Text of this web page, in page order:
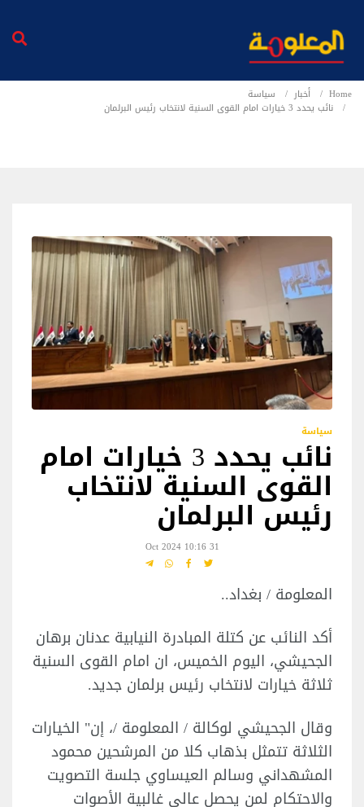
Home أخبار
سياسة
نائب يحدد 3 خيارات امام القوى السنية لانتخاب رئيس البرلمان
سياسة
نائب يحدد 3 خيارات امام
القوى السنية لانتخاب
رئيس البرلمان
31 Oct 2024 10:16
المعلومة / بغداد..
أكد النائب عن كتلة المبادرة النيابية عدنان برهان
الجحيشي، اليوم الخميس، ان امام القوى السنية
ثلاثة خيارات لانتخاب رئيس برلمان جديد.
وقال الجحيشي لوكالة / المعلومة /، إن" الخيارات
الثلاثة تتمثل بذهاب كلا من المرشحين محمود
المشهداني وسالم العيساوي جلسة التصويت
والاحتكام لمن يحصل عالى غالبية الأصوات